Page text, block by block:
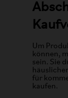
Um
können,
sein. Sie
für
kaufen.